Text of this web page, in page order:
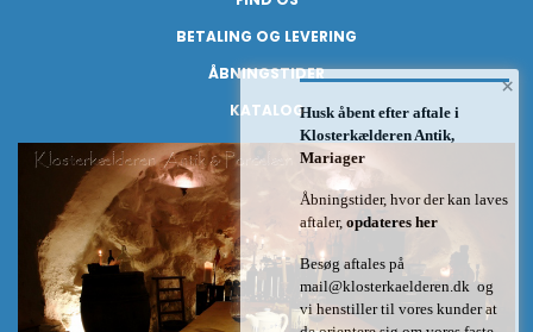
BETALING OG LEVERING
ÅBNINGSTIDER
KATALOG
×
Husk åbent efter aftale i
Klosterkælderen Antik,
Mariager
Åbningstider, hvor der kan laves
aftaler, opdateres her
Besøg aftales på
mail@klosterkaelderen.dk og
vi henstiller til vores kunder at